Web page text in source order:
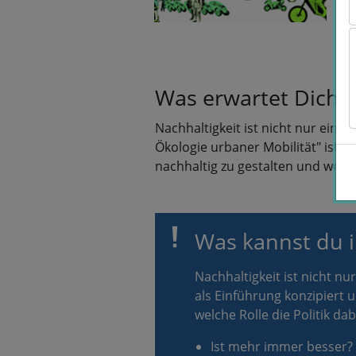
Was erwartet Dich
Nachhaltigkeit ist nicht nur ein
Ökologie urbaner Mobilität" ist
nachhaltig zu gestalten und
Was kannst du
Nachhaltigkeit ist nicht
als Einführung konzipiert
welche Rolle die Politik
Ist mehr immer